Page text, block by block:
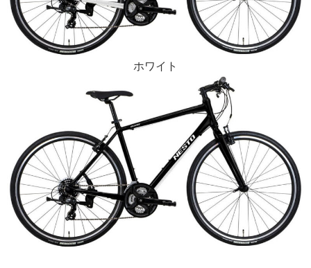
ホワイト